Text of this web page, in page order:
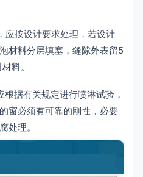
应按设计要求处理，若设计
材料分层填塞，缝隙外表留5
料。
据有关规定进行喷淋试验，
窗必须有可靠的刚性，必要
处理。